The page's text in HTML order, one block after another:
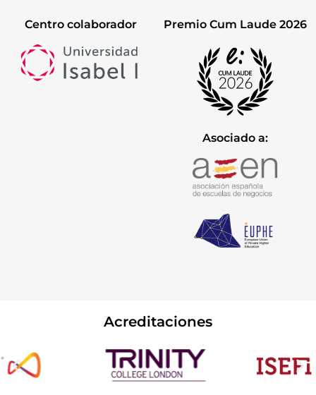
Centro colaborador Premio Cum Laude 2026
Asociado a:
Acreditaciones